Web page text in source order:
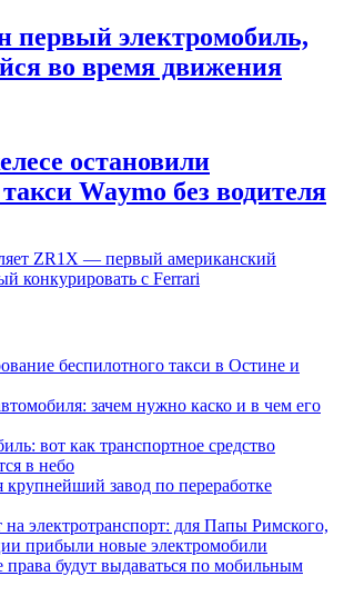
первый электромобиль,
во время движения
остановили
Waymo без водителя
ZR1X — первый американский
конкурировать с Ferrari
беспилотного такси в Остине и
зачем нужно каско и в чем его
вот как транспортное средство
в небо
завод по переработке
на электротранспорт: для Папы Римского,
прибыли новые электромобили
будут выдаваться по мобильным